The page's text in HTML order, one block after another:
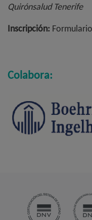
Quirónsalud Tenerife
Inscripción:
Colabora: